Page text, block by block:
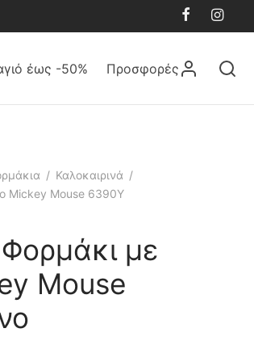
έως -50% Προσφορές
/ Καλοκαιρινά /
Mickey Mouse 6390Y
με
Mouse